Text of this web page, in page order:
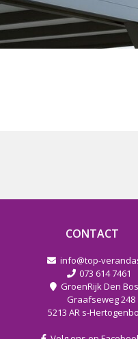
CONTACT
info@top-
073 614 7461
GroenRijk Den
Graafseweg 248
5213 AR s-